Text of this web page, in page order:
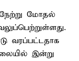
மோதல்
வரப்பட்டதாக
இன்று